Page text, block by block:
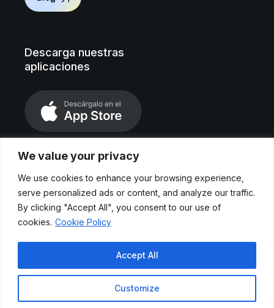
We value your privacy
We use cookies to enhance your browsing experience,
serve personalized ads or content, and analyze our traffic.
By clicking "Accept All", you consent to our use of
cookies. Cookie Policy
Customize
Accept All
Descarga nuestras
aplicaciones
Políticas de privacidad